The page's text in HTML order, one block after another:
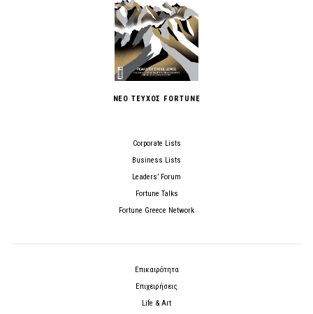
ΝΕΟ ΤΕΥΧΟΣ FORTUNE
Corporate Lists
Business Lists
Leaders’ Forum
Fortune Talks
Fortune Greece Network
Επικαιρότητα
Επιχειρήσεις
Life & Art